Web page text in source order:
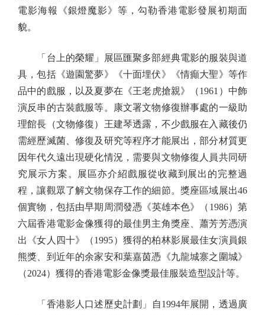
電影海報《銀燈魔影》等，勾勒香港電影發展初期面
貌。
「台上的榮耀」展區匯聚多部經典電影的服裝與道
具，包括《遊園驚夢》《十面埋伏》《情癲大聖》等作
品中的戲服，以及夏夢在《王老虎搶親》（1961）中飾
演反串的古裝戲服等。康文署文物修復辦事處的一級助
理館長（文物修復）王建琴透露，不少戲服在入藏後仍
需經歷滅菌、修復及研究等程序才能展出，部分材質更
因年代久遠出現硬化情況，需要與文物修復人員共同研
究展示方案。展區亦介紹戲服從收藏到展出的完整過
程，讓觀眾了解文物保存工作的細節。獎座區域展出46
個實物，包括由早期周潤發憑《英雄本色》（1986）第
六屆香港電影金像獲得的最佳男主角獎座、蕭芳芳憑演
出《女人四十》（1995）獲得的柏林影展最佳女演員銀
熊獎、到近年的余家安和葉嘉茵憑《九龍城寨之圍城》
（2024）獲得的香港電影金像獎最佳服裝造型設計等。
「香港影人口述歷史計劃」自1994年展開，透過廣